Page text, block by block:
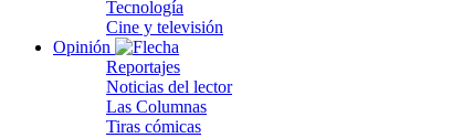
Tecnología
Cine y televisión
Opinión
Reportajes
Noticias del lector
Las Columnas
Tiras cómicas